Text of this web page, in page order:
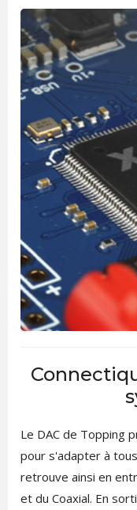
Le DAC de Topping
pour s'adapter à
retrouve ainsi en
et du Coaxial. En